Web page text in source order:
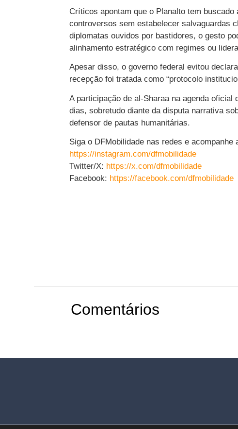
Críticos apontam que o Planalto tem
controversos sem estabelecer salvaguardas
diplomatas ouvidos por bastidores, o gesto
alinhamento estratégico com regimes ou
Apesar disso, o governo federal evitou
recepção foi tratada como “protocolo
A participação de al-Sharaa na agenda
dias, sobretudo diante da disputa narrativa
defensor de pautas humanitárias.
Siga o DFMobilidade nas redes e acompanhe
https://instagram.com/dfmobilidade
Twitter/X: https://x.com/dfmobilidade
Facebook: https://facebook.com/dfmobilidade
Comentários